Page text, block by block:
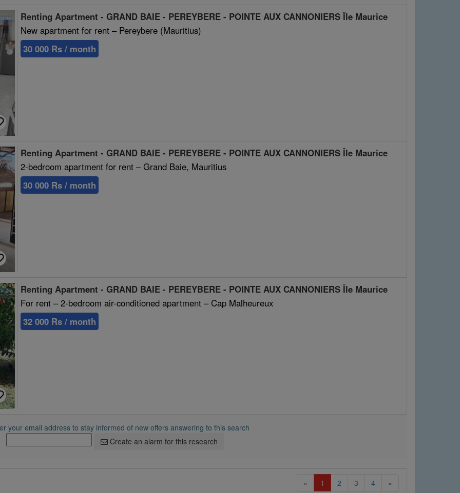
Renting Apartment - GRAND BAIE - PEREYBERE - POINTE AUX CANNONIERS Île Maurice
New apartment for rent – Pereybere (Mauritius)
30 000 Rs / month
Renting Apartment - GRAND BAIE - PEREYBERE - POINTE AUX CANNONIERS Île Maurice
2-bedroom apartment for rent – Grand Baie, Mauritius
30 000 Rs / month
Renting Apartment - GRAND BAIE - PEREYBERE - POINTE AUX CANNONIERS Île Maurice
For rent – 2-bedroom air-conditioned apartment – Cap Malheureux
32 000 Rs / month
your email address to stay informed of new offers answering to this search
Create an alarm for this research
« 1 (current)
2 3 4 »